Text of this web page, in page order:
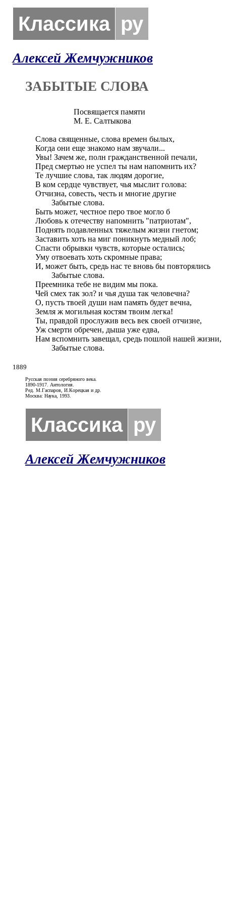
Классика ру
Алексей Жемчужников
ЗАБЫТЫЕ СЛОВА
                   Посвящается памяти
                   М. Е. Салтыкова
Слова священные, слова времен былых,
Когда они еще знакомо нам звучали...
Увы! Зачем же, полн гражданственной печали,
Пред смертью не успел ты нам напомнить их?
Те лучшие слова, так людям дорогие,
В ком сердце чувствует, чья мыслит голова:
Отчизна, совесть, честь и многие другие
Быть может, честное перо твое могло б
Любовь к отечеству напомнить "патриотам",
Поднять подавленных тяжелым жизни гнетом;
Заставить хоть на миг поникнуть медный лоб;
Спасти обрывки чувств, которые остались;
Уму отвоевать хоть скромные права;
И, может быть, средь нас те вновь бы повторялись
Преемника тебе не видим мы пока.
Чей смех так зол? и чья душа так человечна?
О, пусть твоей души нам память будет вечна,
Земля ж могильная костям твоим легка!
Ты, правдой прослужив весь век своей отчизне,
Уж смерти обречен, дыша уже едва,
Нам вспомнить завещал, средь пошлой нашей жизни,
	Забытые слова.
1889
Русская поэзия серебряного века.
1890-1917. Антология.
Ред. М.Гаспаров, И.Корецкая и др.
Москва: Наука, 1993.
Классика ру
Алексей Жемчужников